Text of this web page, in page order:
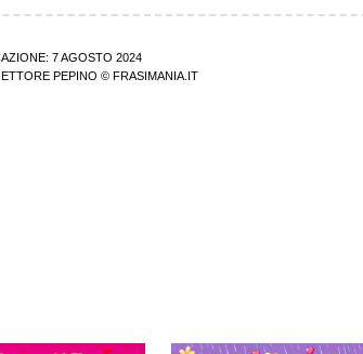
7 AGOSTO 2024
ETTORE PEPINO © FRASIMANIA.IT